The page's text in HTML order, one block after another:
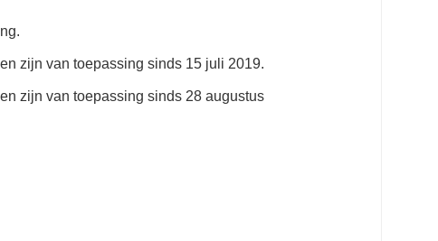
zijn van toepassing sinds 15 juli 2019.
zijn van toepassing sinds 28 augustus